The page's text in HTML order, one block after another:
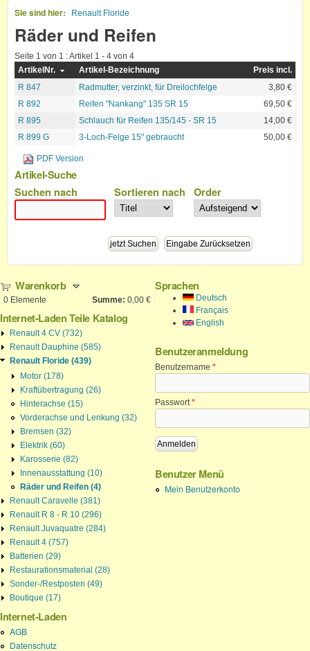
Sie sind hier Renault Floride
Räder und Reifen
Seite 1 von 1 : Artikel 1 - 4 von 4
ArtikelNr.
Artikel-Bezeichnung
Preis incl.
R 847
Radmutter, verzinkt, für Dreilochfelge
3,80 €
R 892
Reifen "Nankang" 135 SR 15
69,50 €
R 895
Schlauch für Reifen 135/145 - SR 15
14,00 €
R 899 G
3-Loch-Felge 15" gebraucht 50,00 €
PDF Version
Artikel-Suche
Suchen nach
Sortieren nach Order
Warenkorb
0 Elemente Summe: 0,00 €
Internet-Laden Teile Katalog
Renault 4 CV (732)
Renault Dauphine (585)
Renault Floride (439)
Motor (178)
Kraftübertragung (26)
Hinterachse (15)
Vorderachse und Lenkung (32)
Bremsen (32)
Elektrik (60)
Karosserie (82)
Innenausstattung (10)
Räder und Reifen (4)
Renault Caravelle (381)
Renault R 8 - R 10 (296)
Renault Juvaquatre (284)
Renault 4 (757)
Batterien (29)
Restaurationsmaterial (28)
Sonder-/Restposten (49)
Boutique (17)
Internet-Laden
AGB
Datenschutz
Sprachen
Deutsch
Français
English
Benutzeranmeldung
Benutzername *
Passwort*
Benutzer Menü
Mein Benutzerkonto